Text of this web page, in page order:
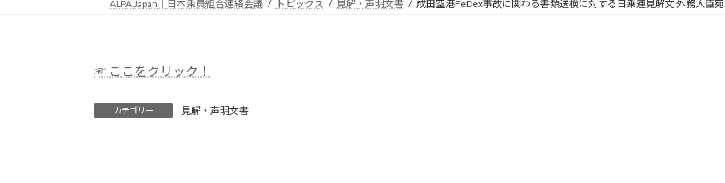
時
ALPA Japan｜日本乗員組合連絡会議 トピックス 見解・声明文書 成田空港FeDex事故に関わる書類送検に対する日乗連見解文 外務大臣宛
☞ ここをクリック！
カテゴリー 見解・声明文書